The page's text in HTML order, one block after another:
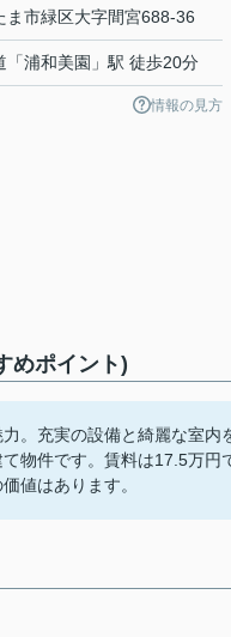
ま市緑区大字間宮688-36
「浦和美園 」駅 徒歩20分
情報の見方
めポイント)
。充実の設備と綺麗な室
物件です。賃料は17.5万
値はあります。